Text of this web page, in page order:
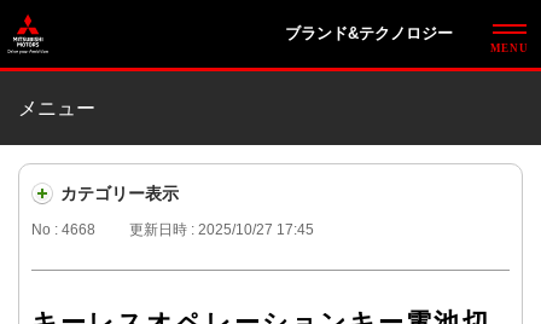
ブランド&テクノロジー
メニュー
カテゴリー表示
No : 4668 更新日時 : 2025/10/27 17:45